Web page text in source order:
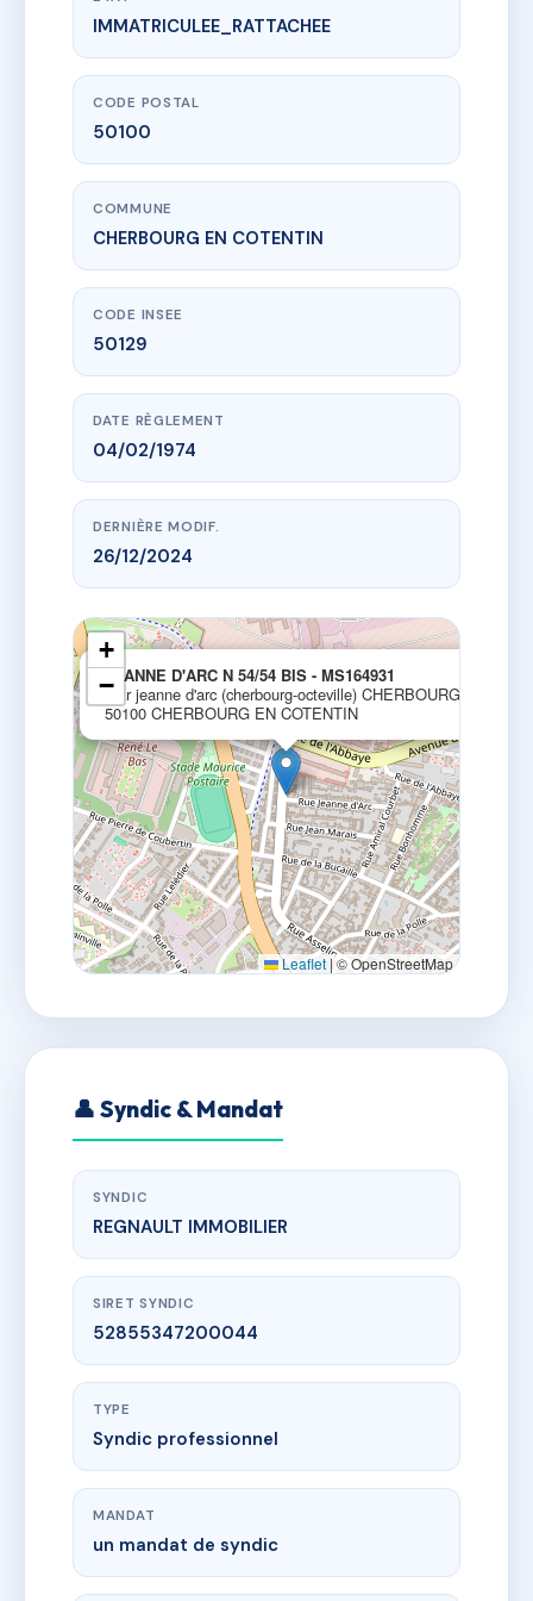
www.vme.plus/AF0036087
JEANNE D'ARC N 54/54 BIS - MS164931
54 r jeanne d'arc (cherbourg-octeville)
50100 CHERBOURG EN COTENTIN
IMMATRICULEE_RATTACHEE
CODE POSTAL
50100
COMMUNE
CHERBOURG EN COTENTIN
CODE INSEE
50129
DATE RÈGLEMENT
04/02/1974
DERNIÈRE MODIF.
26/12/2024
JEANNE D'ARC N 54/54 BIS - MS164931
54 r jeanne d'arc (cherbourg-octeville) CHERBOURG
50100 CHERBOURG EN COTENTIN
+
−
Leaflet |© OpenStreetMap
👤 Syndic & Mandat
SYNDIC
REGNAULT IMMOBILIER
SIRET SYNDIC
52855347200044
TYPE
Syndic professionnel
MANDAT
un mandat de syndic